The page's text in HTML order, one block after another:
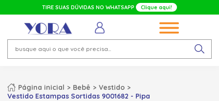
TIRE SUAS DÚVIDAS NO WHATSAPP Clique aqui!
Página inicial Bebê
Vestido
Vestido Estampas Sortidas 9001682 - Pipa